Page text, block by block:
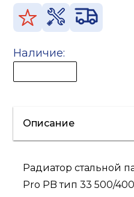
Наличие:
Описание
Радиатор стальной
Pro PB тип 33 500/400